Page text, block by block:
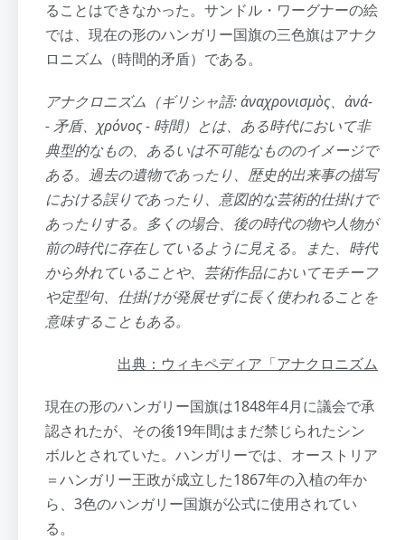
ることはできなかった。サンドル・ワーグナーの絵
では、現在の形のハンガリー国旗の三色旗はアナク
ロニズム（時間的矛盾）である。
アナクロニズム（ギリシャ語: ἀναχρονισμὸς、ἀνά-
- 矛盾、χρόνος - 時間）とは、ある時代において非
典型的なもの、あるいは不可能なもののイメージで
ある。過去の遺物であったり、歴史的出来事の描写
における誤りであったり、意図的な芸術的仕掛けで
あったりする。多くの場合、後の時代の物や人物が
前の時代に存在しているように見える。また、時代
から外れていることや、芸術作品においてモチーフ
や定型句、仕掛けが発展せずに長く使われることを
意味することもある。
出典：ウィキペディア「アナクロニズム
現在の形のハンガリー国旗は1848年4月に議会で承
認されたが、その後19年間はまだ禁じられたシン
ボルとされていた。ハンガリーでは、オーストリア
＝ハンガリー王政が成立した1867年の入植の年か
ら、3色のハンガリー国旗が公式に使用されてい
る。